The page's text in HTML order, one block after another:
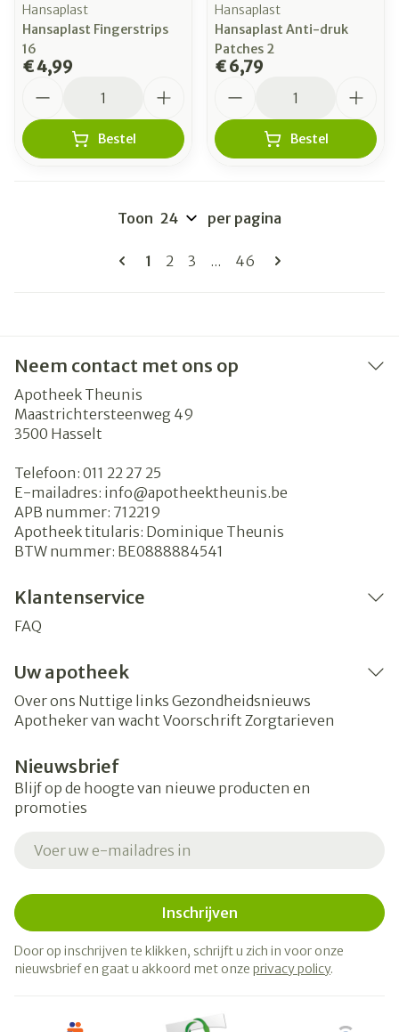
Hansaplast
Hansaplast Fingerstrips
16
€ 4,99
Bestel
Hansaplast
Hansaplast Anti-druk
Patches 2
€ 6,79
Bestel
Pagina's
U lees momenteel pagina
1 Pagina
2 Pagina
3 ... Pagina
46
Toon per pagina
Neem contact met ons op
Apotheek Theunis
Maastrichtersteenweg 49
3500 Hasselt
Telefoon: 011 22 27 25
E-mailadres: info@apotheektheunis.be
APB nummer: 712219
Apotheek titularis: Dominique Theunis
BTW nummer: BE0888884541
Klantenservice
FAQ
Uw apotheek
Over ons Nuttige links Gezondheidsnieuws
Apotheker van wacht Voorschrift Zorgtarieven
Nieuwsbrief
Blijf op de hoogte van nieuwe producten en
promoties
Inschrijven
Door op inschrijven te klikken, schrijft u zich in voor onze
nieuwsbrief en gaat u akkoord met onze privacy policy.